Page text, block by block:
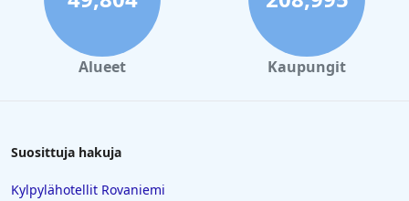
runsaasti ilmaisia pysäköintipaikkoja hotellin alueella. Vieraat
arvostavat sitä, että voivat pysäköidä aivan huoneidensa
ulkopuolelle, ja kuvaavat kokemusta vaivattomaksi ja
turvalliseksi.
henkilökohtaisista mieltymyksistä jämäkkyyteen.
Capri on Fentonin esteettömyysominaisuudet ovat hyvin
Alueet Kaupungit
Suosittuja hakuja
Kylpylähotellit Rovaniemi